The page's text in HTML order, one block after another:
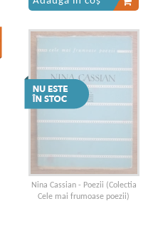
Nina Cassian - Poezii (Colectia
Cele mai frumoase poezii)